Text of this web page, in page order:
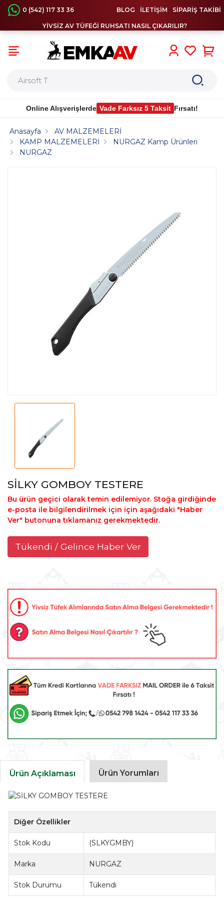
0 (542) 117 33 36 BLOG İLETİŞİM SİPARİŞ TAKİBİ
YİVSİZ AV TÜFEĞİ RUHSATI NASIL ÇIKARILIR?
Online Alışverişlerde Vade Farksız 5 Taksit Fırsatı!
Anasayfa
AV MALZEMELERİ
KAMP MALZEMELERİ
NURGAZ Kamp Ürünleri
NURGAZ
SİLKY GOMBOY TESTERE
Bu ürün geçici olarak temin edilemiyor. Stoğa girdiğinde
e-posta ile bilgilendirilmek için için aşağıdaki "Haber
Ver" butonuna tıklamanız gerekmektedir.
Tükendi / Gelince Haber Ver
Ürün Açıklaması Ürün Yorumları
Diğer Özellikler
Stok Kodu (SLKYGMBY)
Marka NURGAZ
Stok Durumu Tükendi